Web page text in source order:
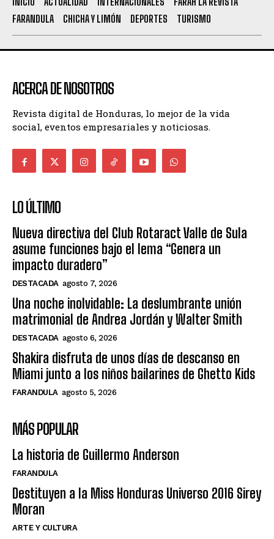
FARANDULA
CHICHA Y LIMÓN DEPORTES TURISMO
ACERCA DE NOSOTROS
Revista digital de Honduras, lo mejor de la vida
social, eventos empresariales y noticiosas.
LO ÚLTIMO
Nueva directiva del Club Rotaract Valle de Sula
asume funciones bajo el lema “Genera un
impacto duradero”
DESTACADA agosto 7, 2026
Una noche inolvidable: La deslumbrante unión
matrimonial de Andrea Jordán y Walter Smith
DESTACADA agosto 6, 2026
Shakira disfruta de unos días de descanso en
Miami junto a los niños bailarines de Ghetto Kids
FARANDULA agosto 5, 2026
MÁS POPULAR
La historia de Guillermo Anderson
FARANDULA
Destituyen a la Miss Honduras Universo 2016 Sirey
Moran
ARTE Y CULTURA